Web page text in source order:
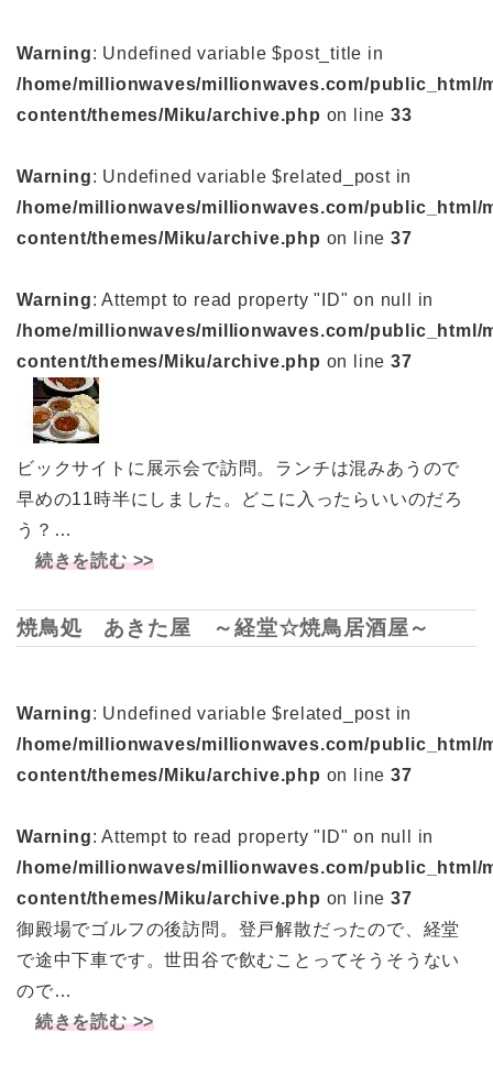
Warning: Undefined variable $post_title in
/home/millionwaves/millionwaves.com/public_html/
content/themes/Miku/archive.php on line33
Warning: Undefined variable $related_post in
/home/millionwaves/millionwaves.com/public_html/
content/themes/Miku/archive.php on line37
Warning: Attempt to read property "ID" on null in
/home/millionwaves/millionwaves.com/public_html/
content/themes/Miku/archive.php on line37
ビックサイトに展示会で訪問。ランチは混みあうので
早めの11時半にしました。どこに入ったらいいのだろ
う？…
続きを読む >>
焼鳥処 あきた屋 ～経堂☆焼鳥居酒屋～
Warning: Undefined variable $related_post in
/home/millionwaves/millionwaves.com/public_html/
content/themes/Miku/archive.php on line37
Warning: Attempt to read property "ID" on null in
/home/millionwaves/millionwaves.com/public_html/
content/themes/Miku/archive.php on line37
御殿場でゴルフの後訪問。登戸解散だったので、経堂
で途中下車です。世田谷で飲むことってそうそうない
ので…
続きを読む >>